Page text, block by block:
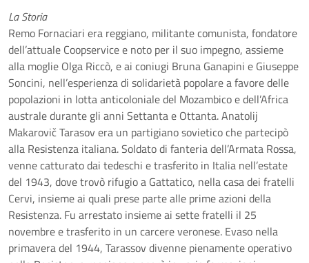
La Storia
Remo Fornaciari era reggiano, militante comunista, fondatore
dell’attuale Coopservice e noto per il suo impegno, assieme
alla moglie Olga Riccò, e ai coniugi Bruna Ganapini e Giuseppe
Soncini, nell’esperienza di solidarietà popolare a favore delle
popolazioni in lotta anticoloniale del Mozambico e dell’Africa
australe durante gli anni Settanta e Ottanta. Anatolij
Makarovič Tarasov era un partigiano sovietico che partecipò
alla Resistenza italiana. Soldato di fanteria dell’Armata Rossa,
venne catturato dai tedeschi e trasferito in Italia nell’estate
del 1943, dove trovò rifugio a Gattatico, nella casa dei fratelli
Cervi, insieme ai quali prese parte alle prime azioni della
Resistenza. Fu arrestato insieme ai sette fratelli il 25
novembre e trasferito in un carcere veronese. Evaso nella
primavera del 1944, Tarassov divenne pienamente operativo